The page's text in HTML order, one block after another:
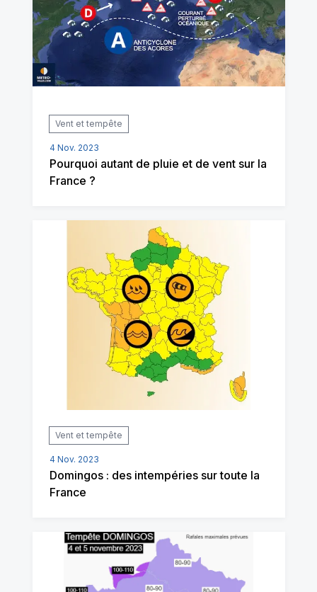
Vent et tempête
4 Nov. 2023
Pourquoi autant de pluie et de vent sur la
France ?
Vent et tempête
4 Nov. 2023
Domingos : des intempéries sur toute la
France